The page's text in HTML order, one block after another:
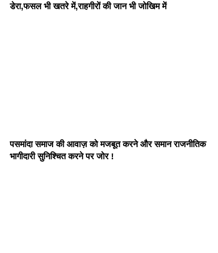
डेरा,फसल भी खतरे में,राहगीरों की जान भी जोखिम में
पसमांदा समाज की आवाज़ को मजबूत करने और समान राजनीतिक
भागीदारी सुनिश्चित करने पर जोर !